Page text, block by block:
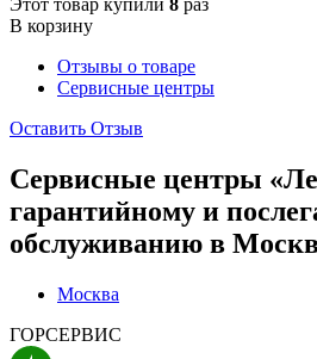
Этот товар купили 8 раз
В корзину
Отзывы о товаре
Сервисные центры
Оставить Отзыв
Сервисные центры
гарантийному и
обслуживанию в
Москва
ГОРСЕРВИС